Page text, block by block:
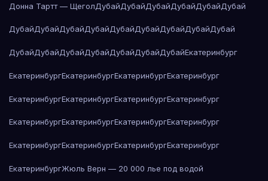
Донна Тартт — ЩеголДубайДубайДубайДубайДубайДубай
ДубайДубайДубайДубайДубайДубайДубайДубайДубай
ДубайДубайДубайДубайДубайДубайДубайЕкатеринбург
ЕкатеринбургЕкатеринбургЕкатеринбургЕкатеринбург
ЕкатеринбургЕкатеринбургЕкатеринбургЕкатеринбург
ЕкатеринбургЕкатеринбургЕкатеринбургЕкатеринбург
ЕкатеринбургЕкатеринбургЕкатеринбургЕкатеринбург
ЕкатеринбургЖюль Верн — 20 000 лье под водой